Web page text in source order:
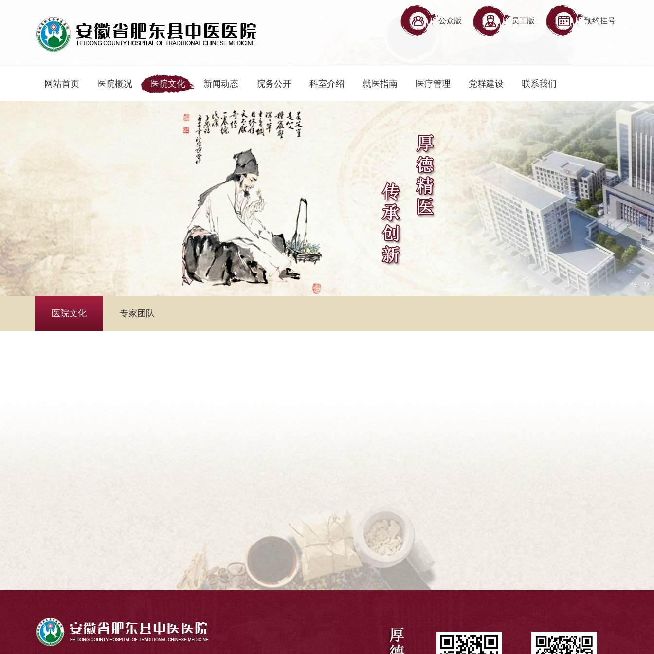
公众版 员工版 预约挂号
网站首页 医院概况 医院文化 新闻动态 院务公开 科室介绍 就医指南 医疗管理 党群建设 联系我们
医院文化 专家团队